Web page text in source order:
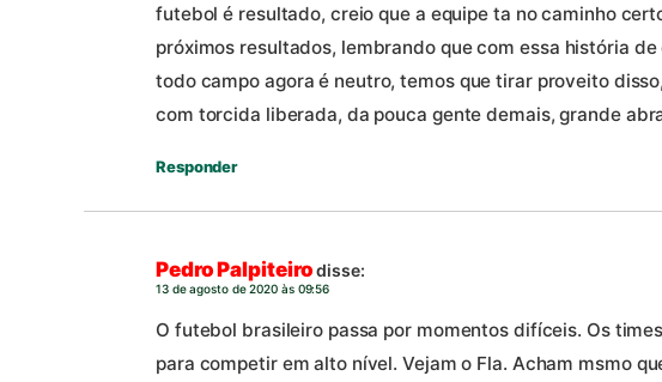
futebol é resultado, creio que a equipe ta no caminho
próximos resultados, lembrando que com essa história
todo campo agora é neutro, temos que tirar proveito
com torcida liberada, da pouca gente demais, grande
Responder
Pedro Palpiteirodisse:
13 de agosto de 2020 às 09:56
O futebol brasileiro passa por momentos difíceis. Os
para competir em alto nível. Vejam o Fla. Acham msmo